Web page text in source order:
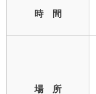
時 間
場 所